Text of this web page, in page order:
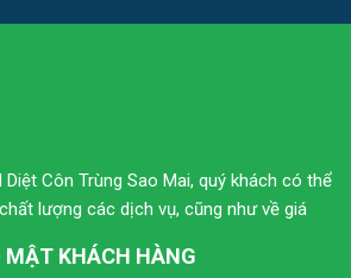
Côn Trùng Sao Mai, quý khách có thể
lượng các dịch vụ, cũng như về giá
MẬT KHÁCH HÀNG